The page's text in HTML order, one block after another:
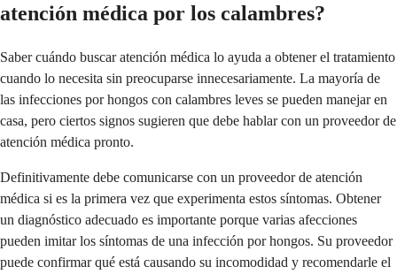
atención médica por los calambres?
Saber cuándo buscar atención médica lo ayuda a obtener el tratamiento
cuando lo necesita sin preocuparse innecesariamente. La mayoría de
las infecciones por hongos con calambres leves se pueden manejar en
casa, pero ciertos signos sugieren que debe hablar con un proveedor de
atención médica pronto.
Definitivamente debe comunicarse con un proveedor de atención
médica si es la primera vez que experimenta estos síntomas. Obtener
un diagnóstico adecuado es importante porque varias afecciones
pueden imitar los síntomas de una infección por hongos. Su proveedor
puede confirmar qué está causando su incomodidad y recomendarle el